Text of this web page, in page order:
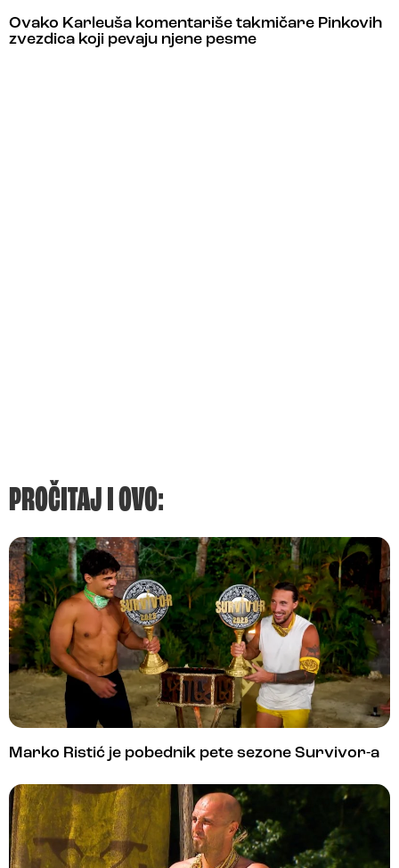
Ovako Karleuša komentariše takmičare Pinkovih
zvezdica koji pevaju njene pesme
PROČITAJ I OVO:
Marko Ristić je pobednik pete sezone Survivor-a